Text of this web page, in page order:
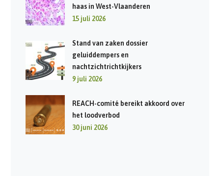
haas in West-Vlaanderen
15 juli 2026
Stand van zaken dossier
geluiddempers en
nachtzichtrichtkijkers
9 juli 2026
REACH-comité bereikt akkoord over
het loodverbod
30 juni 2026